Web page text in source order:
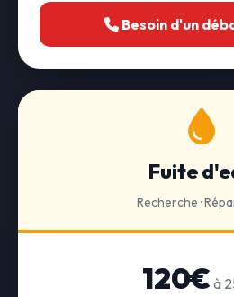
Besoin d'un
Fuite
Recherche ·
120€ à